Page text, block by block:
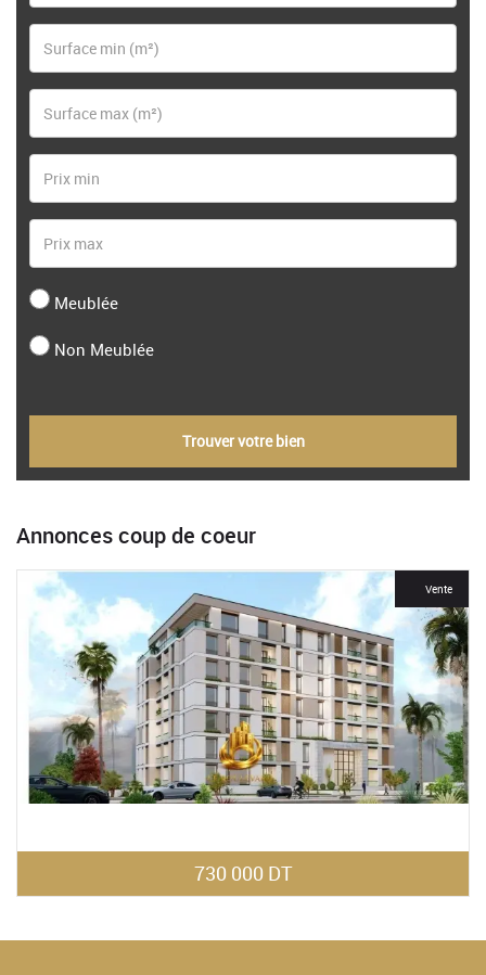
Meublée
Non Meublée
Trouver votre bien
Annonces coup de coeur
For Rent
Vente
730 000 DT